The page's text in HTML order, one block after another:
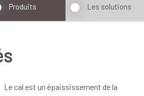
Produits Les solutions
Le cal est un épaississement de la